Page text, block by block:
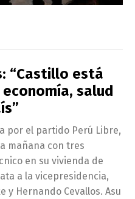
“Castillo está
salud
por el partido Perú Libre,
mañana con tres
en su vivienda de
a la vicepresidencia,
y Hernando Cevallos. Asu